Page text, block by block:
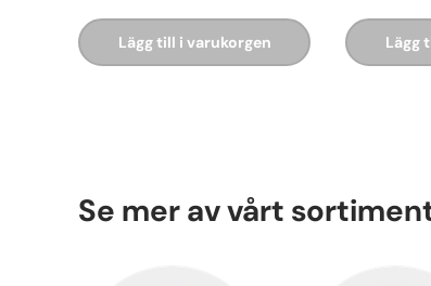
Lägg till i varukorgen Lägg
Se mer av vårt